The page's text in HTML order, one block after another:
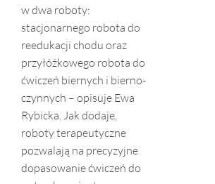
w dwa roboty:
stacjonarnego robota do
reedukacji chodu oraz
przyłóżkowego robota do
ćwiczeń biernych i bierno-
czynnych – opisuje Ewa
Rybicka. Jak dodaje,
roboty terapeutyczne
pozwalają na precyzyjne
dopasowanie ćwiczeń do